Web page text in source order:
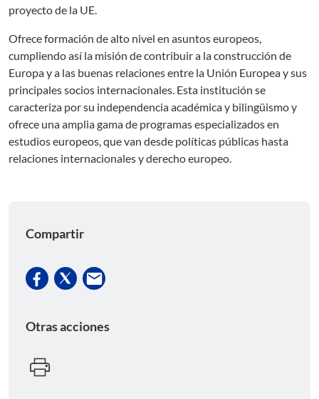
proyecto de la UE.
Ofrece formación de alto nivel en asuntos europeos,
cumpliendo así la misión de contribuir a la construcción de
Europa y a las buenas relaciones entre la Unión Europea y sus
principales socios internacionales. Esta institución se
caracteriza por su independencia académica y bilingüismo y
ofrece una amplia gama de programas especializados en
estudios europeos, que van desde políticas públicas hasta
relaciones internacionales y derecho europeo.
Compartir
Otras acciones